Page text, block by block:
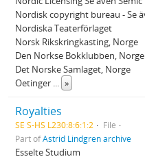
Nordisk copyright bureau - Se
Nordiska Teaterförlaget
Norsk Rikskringkasting, Norge
Den Norkse Bokklubben, Norge
Det Norske Samlaget, Norge
Oetinger ... »
Royalties
SE S-HS L230:8:6:1:2
File
Part ofAstrid Lindgren archive
Esselte Studium